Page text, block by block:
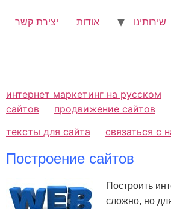
שירותינו אודות יצירת קשר
интернет маркетинг на русском
сайтов
продвижение сайтов
тексты для сайта
связаться с
Построение сайтов
Построить
сложно, но